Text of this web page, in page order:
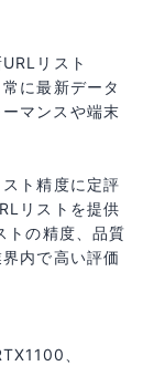
リスト
に最新データ
マンスや端末
ト精度に定評
リストを提供
トの精度、品質
内で高い評価
、